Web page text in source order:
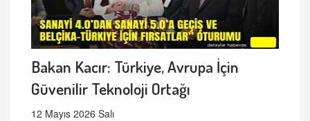
Bakan Kacır: Türkiye, Avrupa İçin
Güvenilir Teknoloji Ortağı
12 Mayıs 2026 Salı